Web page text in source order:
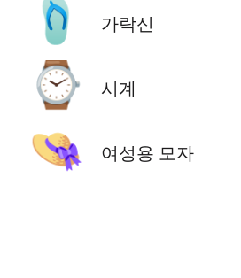
🩴 가락신
⌚ 시계
👒 여성용 모자